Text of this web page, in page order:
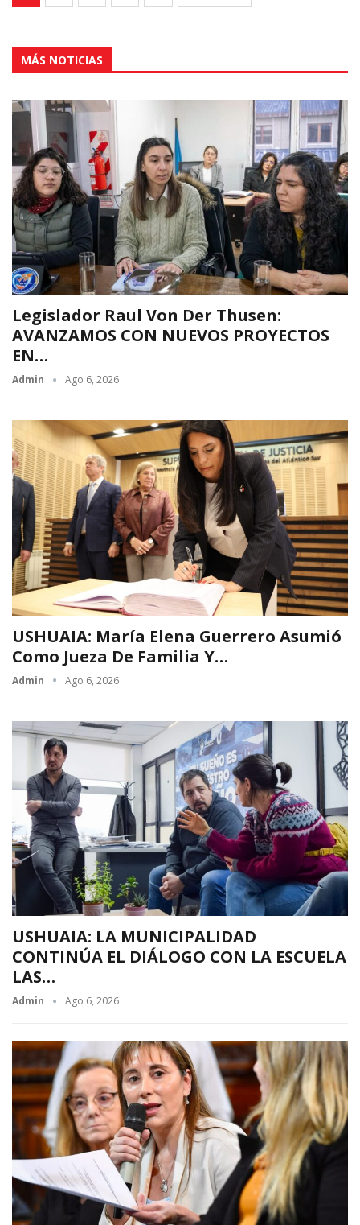
MÁS NOTICIAS
Legislador Raul Von Der Thusen:
AVANZAMOS CON NUEVOS PROYECTOS
EN…
Admin Ago 6, 2026
USHUAIA: María Elena Guerrero Asumió
Como Jueza De Familia Y…
Admin Ago 6, 2026
USHUAIA: LA MUNICIPALIDAD
CONTINÚA EL DIÁLOGO CON LA ESCUELA
LAS…
Admin Ago 6, 2026